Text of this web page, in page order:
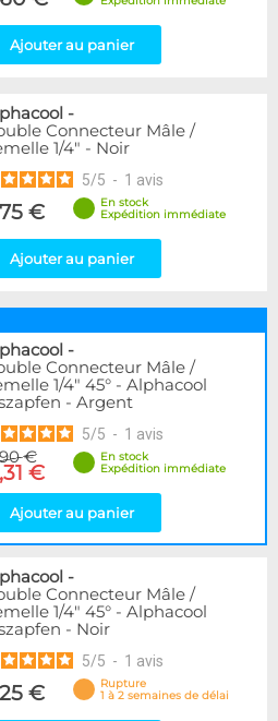
Ajouter au panier
-
Connecteur Mâle /
1/4" - Noir
5/5 - 1 avis
€
En stock
Expédition immédiate
Ajouter au panier
-
Connecteur Mâle /
1/4" 45° - Alphacool
- Argent
5/5 - 1 avis
€
€
En stock
Expédition immédiate
Ajouter au panier
-
Connecteur Mâle /
1/4" 45° - Alphacool
- Noir
5/5 - 1 avis
€
Rupture
1 à 2 semaines de délai